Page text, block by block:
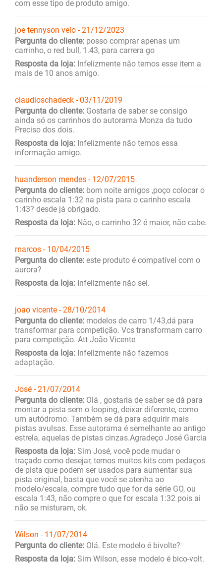
com esse tipo de produto amigo.
joe tennyson velo - 21/12/2023
Pergunta do cliente: posso comprar apenas um
carrinho, o red bull, 1.43, para carrera go
Resposta da loja: Infelizmente não temos esse item a
mais de 10 anos amigo.
claudioschadeck - 03/11/2019
Pergunta do cliente: Gostaria de saber se consigo
ainda só os carrinhos do autorama Monza da tudo
Preciso dos dois.
Resposta da loja: Infelizmente não temos essa
informação amigo.
huanderson mendes - 12/07/2015
Pergunta do cliente: bom noite amigos ,poço colocar o
carinho escala 1:32 na pista para o carinho escala
1:43? desde já obrigado.
Resposta da loja: Não, o carrinho 32 é maior, não cabe.
marcos - 10/04/2015
Pergunta do cliente: este produto é compatível com o
aurora?
Resposta da loja: Infelizmente não sei.
joao vicente - 28/10/2014
Pergunta do cliente: modelos de carro 1/43,dá para
transformar para competição. Vcs transformam carro
para competição. Att João Vicente
Resposta da loja: Infelizmente não fazemos
adaptação.
José - 21/07/2014
Pergunta do cliente: Olá , gostaria de saber se dá para
montar a pista sem o looping, deixar diferente, como
um autódromo. Também se dá para adquirir mais
pistas avulsas. Esse autorama é semelhante ao antigo
estrela, aquelas de pistas cinzas.Agradeço José Garcia
Resposta da loja: Sim José, você pode mudar o
traçado como desejar, temos muitos kits com pedaços
de pista que podem ser usados para aumentar sua
pista original, basta que você se atenha ao
modelo/escala, compre tudo que for da série GO, ou
escala 1:43, não compre o que for escala 1:32 pois ai
não se misturam, ok.
Wilson - 11/07/2014
Pergunta do cliente: Olá. Este modelo é bivolte?
Resposta da loja: Sim Wilson, esse modelo é bico-volt.